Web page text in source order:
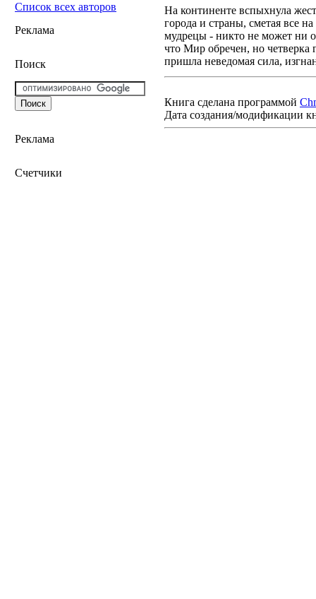
Список всех авторов
Реклама
Поиск
Реклама
Счетчики
На континенте вспыхнула
города и страны, сметая все
мудрецы - никто не может ни
что Мир обречен, но
пришла неведомая сила,
Книга сделана программой
Дата создания/модификации